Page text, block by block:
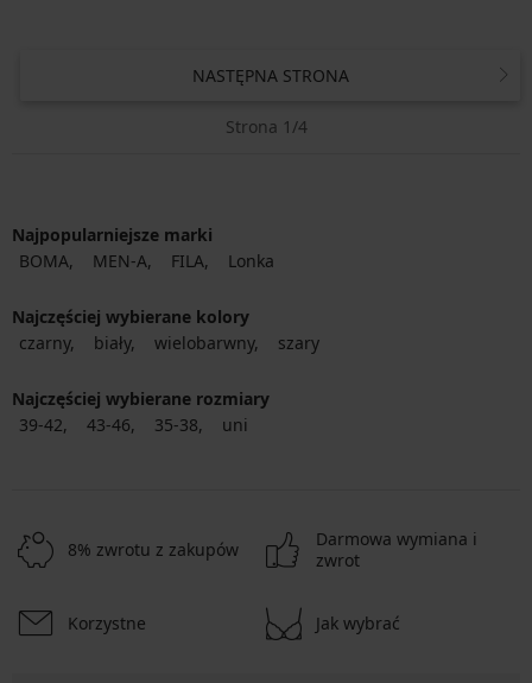
NASTĘPNA STRONA
Strona 1/4
Najpopularniejsze marki
BOMA
MEN-A FILA Lonka
Najczęściej wybierane kolory
czarny
biały wielobarwny szary
Najczęściej wybierane rozmiary
39-42
43-46 35-38 uni
8% zwrotu z zakupów
Darmowa wymiana i
zwrot
Korzystne Jak wybrać